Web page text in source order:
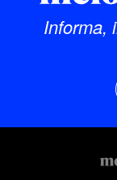
Informa,